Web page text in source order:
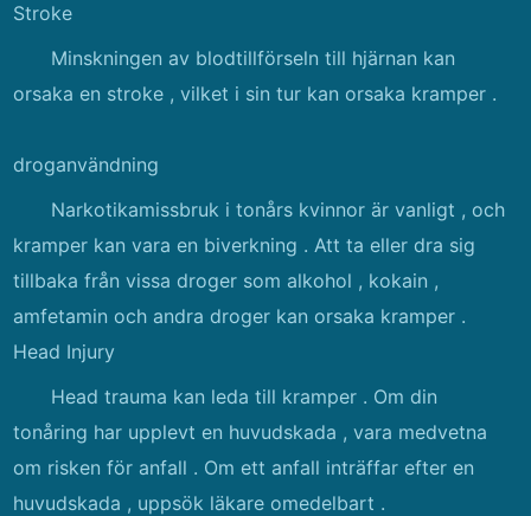
Stroke
Minskningen av blodtillförseln till hjärnan kan
orsaka en stroke , vilket i sin tur kan orsaka kramper .
droganvändning
Narkotikamissbruk i tonårs kvinnor är vanligt , och
kramper kan vara en biverkning . Att ta eller dra sig
tillbaka från vissa droger som alkohol , kokain ,
amfetamin och andra droger kan orsaka kramper .
Head Injury
Head trauma kan leda till kramper . Om din
tonåring har upplevt en huvudskada , vara medvetna
om risken för anfall . Om ett anfall inträffar efter en
huvudskada , uppsök läkare omedelbart .